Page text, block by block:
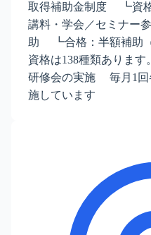
取得補助金制度 ┗資格
講料・学会／セミナー
助 ┗合格：半額補助
資格は138種類ありま
研修会の実施 毎月1回
施しています